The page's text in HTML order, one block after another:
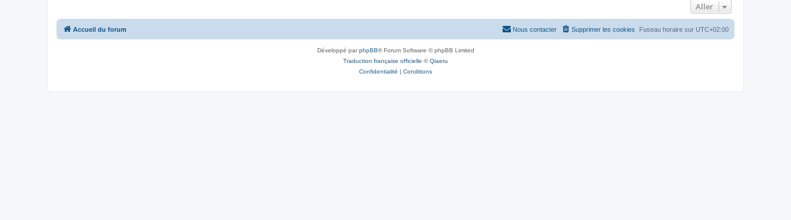
Aller
Accueil du forum Fuseau horaire sur UTC+02:00
Supprimer les cookies
Nous contacter
Développé parphpBB® Forum Software © phpBB Limited
Traduction française officielle ©Qiaeru
Confidentialité | Conditions